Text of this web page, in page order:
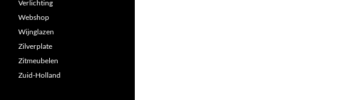
Verlichting
Webshop
Wijnglazen
Zilverplate
Zitmeubelen
Zuid-Holland